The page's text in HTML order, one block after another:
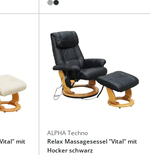
mit
ALPHA Techno
Relax Massagesessel "Vital" mit
Hocker schwarz